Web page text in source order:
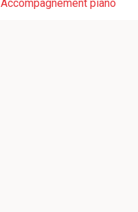
Accompagnement piano